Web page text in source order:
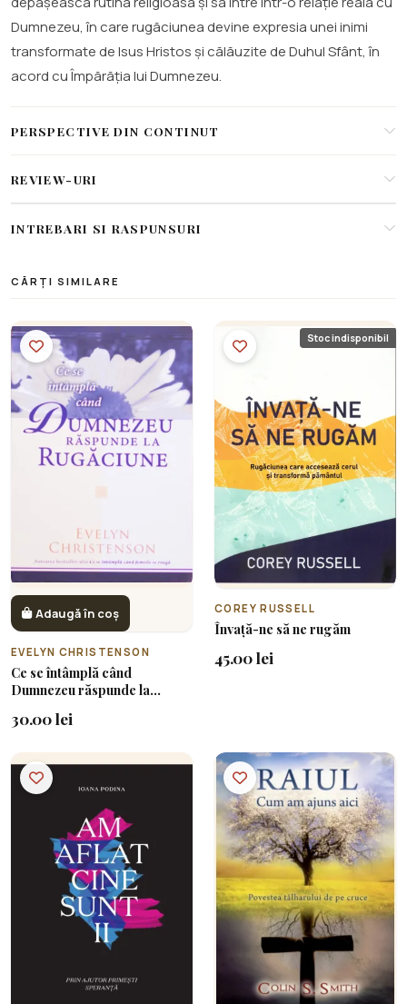
Dumnezeu, în care rugăciunea devine expresia unei inimi
transformate de Isus Hristos și călăuzite de Duhul Sfânt, în
acord cu Împărăția lui Dumnezeu.
PERSPECTIVE DIN CONTINUT
REVIEW-URI
INTREBARI SI RASPUNSURI
CĂRȚI SIMILARE
Adaugă în coș
EVELYN CHRISTENSON
Ce se întâmplă când
Dumnezeu răspunde la
30.00 lei
Stoc indisponibil
COREY RUSSELL
Învață-ne să ne rugăm
45.00 lei